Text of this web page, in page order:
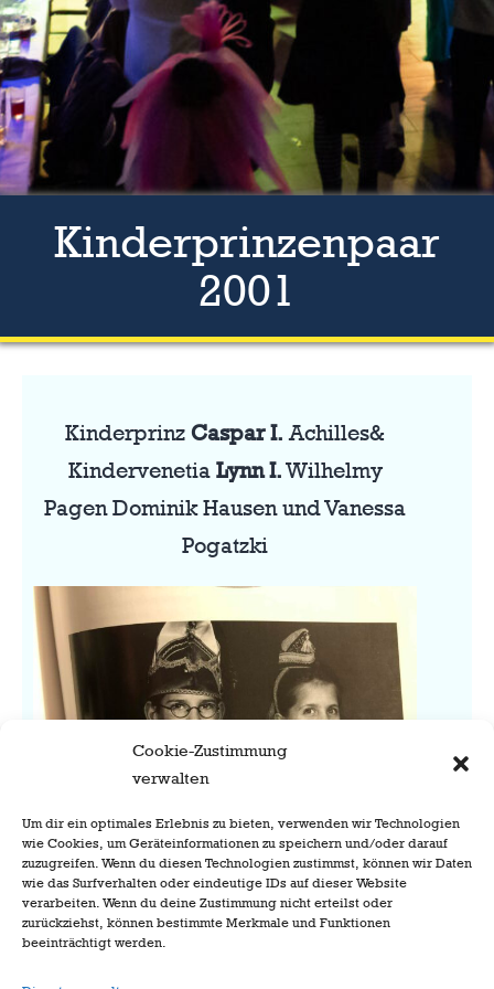
Cookie-Zustimmung
verwalten
Um dir ein optimales Erlebnis zu bieten, verwenden wir Technologien
wie Cookies, um Geräteinformationen zu speichern und/oder darauf
zuzugreifen. Wenn du diesen Technologien zustimmst, können wir Daten
wie das Surfverhalten oder eindeutige IDs auf dieser Website
verarbeiten. Wenn du deine Zustimmung nicht erteilst oder
zurückziehst, können bestimmte Merkmale und Funktionen
beeinträchtigt werden.
Kinderprinzenpaar
2001
Kinderprinz Caspar I. Achilles&
Kindervenetia Lynn I.Wilhelmy
Pagen Dominik Hausen und Vanessa
Pogatzki